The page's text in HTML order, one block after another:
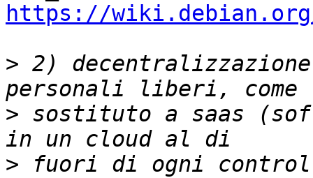
https://
> 2)
> sostituto a saas
>